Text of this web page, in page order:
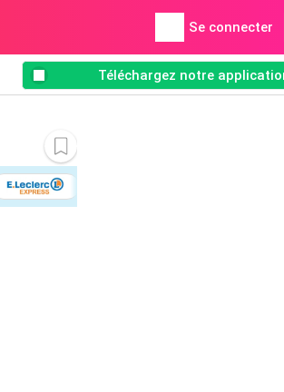
Se connecter
Téléchargez notre